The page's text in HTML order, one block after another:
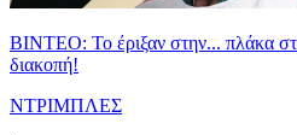
ΒΙΝΤΕΟ: Το έριξαν στην... πλάκα
διακοπή!
ΝΤΡΙΜΠΛΕΣ